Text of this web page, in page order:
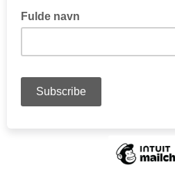
Fulde navn